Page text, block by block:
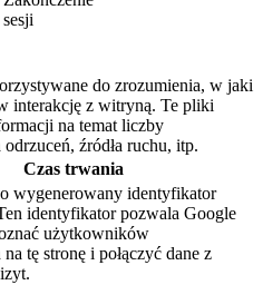
sesji
do zrozumienia, w jaki
interakcję z witryną. Te pliki
na temat liczby
źródła ruchu, itp.
Czas trwania
wygenerowany identyfikator
identyfikator pozwala Google
użytkowników
tę stronę i połączyć dane z